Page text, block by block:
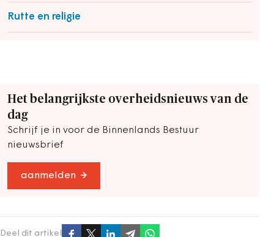
Rutte en religie
Het belangrijkste overheidsnieuws van de
dag
Schrijf je in voor de Binnenlands Bestuur
nieuwsbrief
aanmelden
Deel dit artikel